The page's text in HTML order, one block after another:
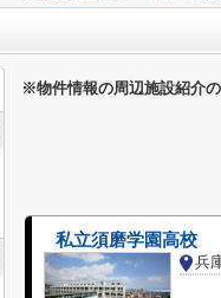
※物件情報の周辺施設紹介
私立須磨学園高校